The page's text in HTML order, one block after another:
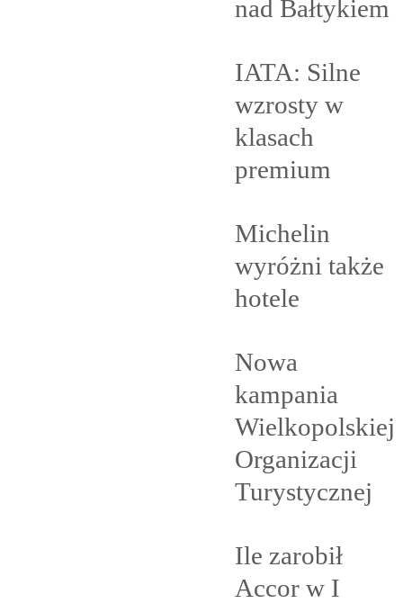
nad Bałtykiem
IATA: Silne
wzrosty w
klasach
premium
Michelin
wyróżni także
hotele
Nowa
kampania
Wielkopolskiej
Organizacji
Turystycznej
Ile zarobił
Accor w I